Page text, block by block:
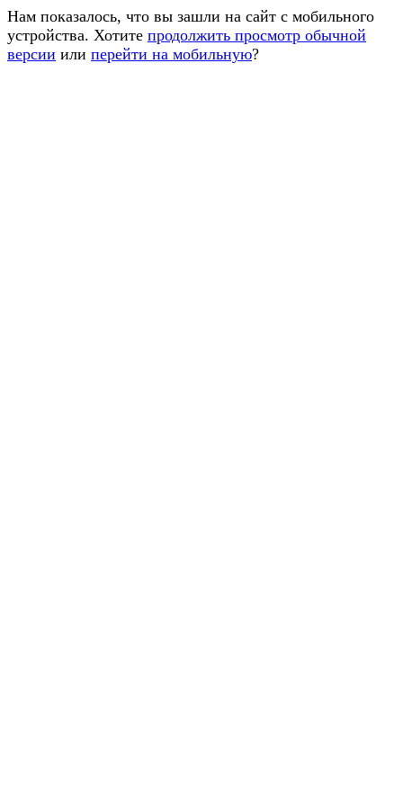
Нам показалось, что вы зашли на сайт с мобильного
устройства. Хотите продолжить просмотр обычной
версии или перейти на мобильную?